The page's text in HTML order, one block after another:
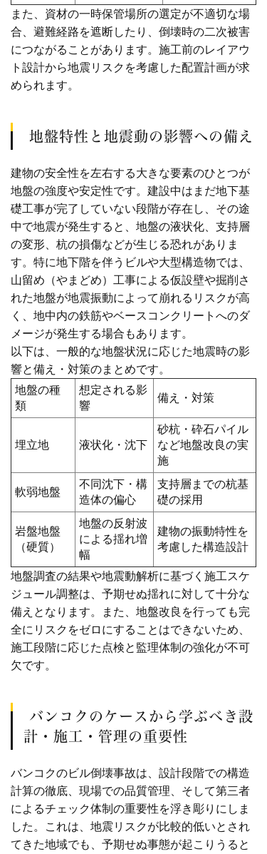
また、資材の一時保管場所の選定が不適切な場
合、避難経路を遮断したり、倒壊時の二次被害
につながることがあります。施工前のレイアウ
ト設計から地震リスクを考慮した配置計画が求
められます。
地盤特性と地震動の影響への備え
建物の安全性を左右する大きな要素のひとつが
地盤の強度や安定性です。建設中はまだ地下基
礎工事が完了していない段階が存在し、その途
中で地震が発生すると、地盤の液状化、支持層
の変形、杭の損傷などが生じる恐れがありま
す。特に地下階を伴うビルや大型構造物では、
山留め（やまどめ）工事による仮設壁や掘削さ
れた地盤が地震振動によって崩れるリスクが高
く、地中内の鉄筋やベースコンクリートへのダ
メージが発生する場合もあります。
以下は、一般的な地盤状況に応じた地震時の影
響と備え・対策のまとめです。
地盤の種
類
想定される影
響
備え・対策
埋立地 液状化・沈下
砂杭・砕石パイル
など地盤改良の実
施
軟弱地盤
不同沈下・構
造体の偏心
支持層までの杭基
礎の採用
岩盤地盤
（硬質）
地盤の反射波
による揺れ増
幅
建物の振動特性を
考慮した構造設計
地盤調査の結果や地震動解析に基づく施工スケ
ジュール調整は、予期せぬ揺れに対して十分な
備えとなります。また、地盤改良を行っても完
全にリスクをゼロにすることはできないため、
施工段階に応じた点検と監理体制の強化が不可
欠です。
バンコクのケースから学ぶべき設
計・施工・管理の重要性
バンコクのビル倒壊事故は、設計段階での構造
計算の徹底、現場での品質管理、そして第三者
によるチェック体制の重要性を浮き彫りにしま
した。これは、地震リスクが比較的低いとされ
てきた地域でも、予期せぬ事態が起こりうると